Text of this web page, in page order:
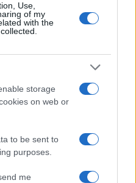
Use,
of my
with the
storage
on web or
to be sent to
purposes.
me